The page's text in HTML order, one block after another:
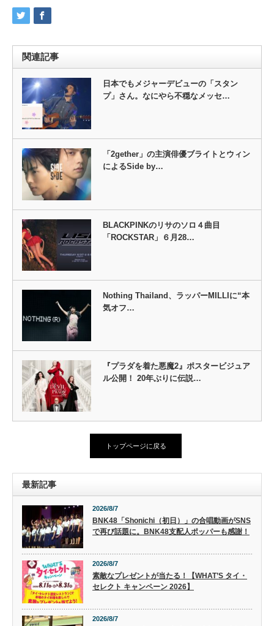
関連記事
日本でもメジャーデビューの「スタン
プ」さん。なにやら不穏なメッセ…
「2gether」の主演俳優ブライトとウィン
によるSide by…
BLACKPINKのリサのソロ４曲目
「ROCKSTAR」６月28…
Nothing Thailand、ラッパーMILLIに“本
気オフ…
『プラダを着た悪魔2』ポスタービジュア
ル公開！ 20年ぶりに伝説…
トップページに戻る
最新記事
2026/8/7
BNK48「Shonichi（初日）」の合唱動画がSNS
で再び話題に。BNK48支配人ポッパーも感謝！
2026/8/7
素敵なプレゼントが当たる！【WHAT’S タイ・
セレクト キャンペーン 2026】
2026/8/7